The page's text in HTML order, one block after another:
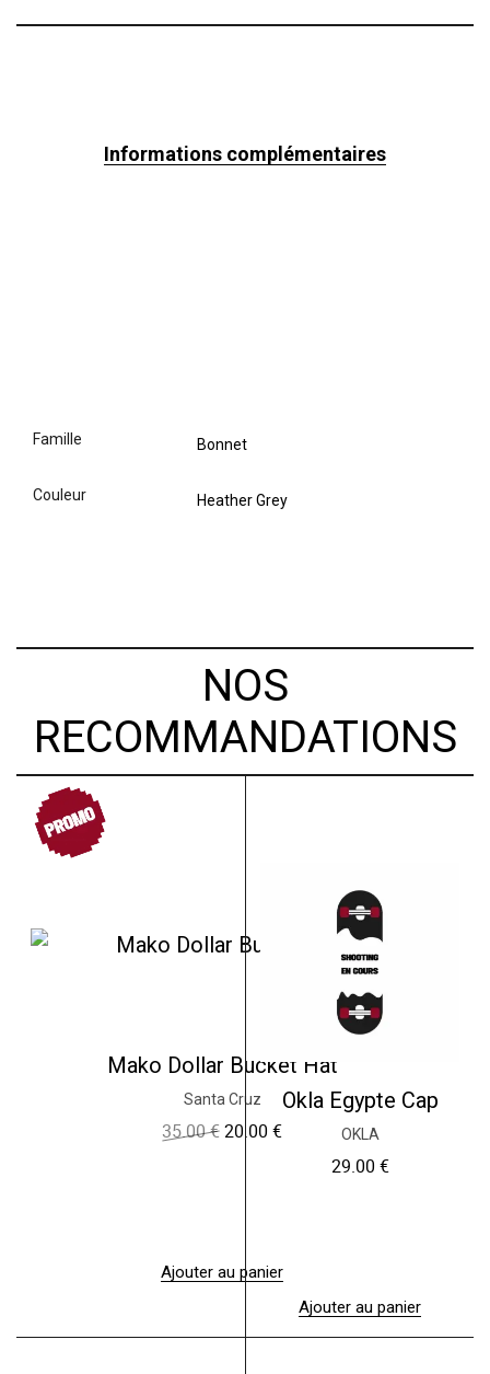
Informations complémentaires
famille Bonnet
couleur Heather Grey
NOS
RECOMMANDATIONS
PROMO
Mako Dollar Bucket Hat
Santa Cruz
35.00€ L
n
i
20.00 €L
c
t
Ajouter au panier
Okla Egypte Cap
OKLA
29.00 €
Ajouter au panier